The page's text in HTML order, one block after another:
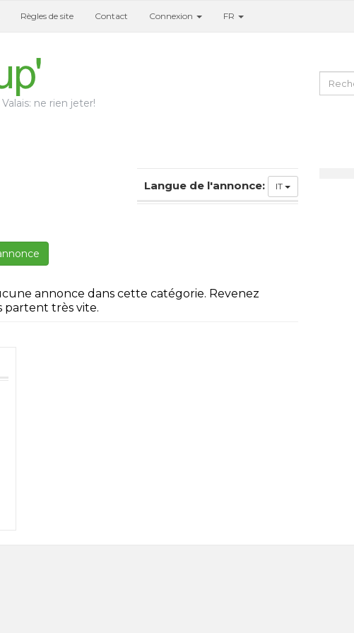
Règles de site Contact Connexion FR
ne rien jeter!
Langue de l'annonce: IT
annonce dans cette catégorie. Revenez
partent très vite.